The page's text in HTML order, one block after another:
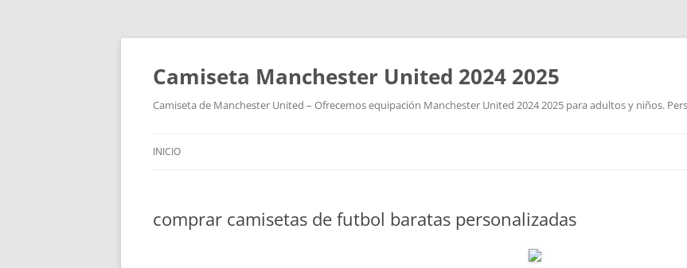
Camiseta Manchester United 2024 2025
Camiseta de Manchester United – Ofrecemos equipación Manchester United 2024 2025 para adultos y niños.
INICIO
comprar camisetas de futbol baratas personalizadas